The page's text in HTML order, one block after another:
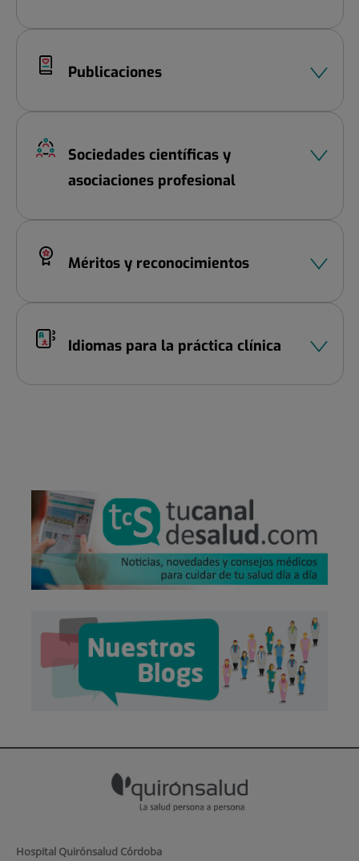
Publicaciones
Sociedades científicas y
asociaciones profesional
Méritos y reconocimientos
Idiomas para la práctica clínica
Hospital Quirónsalud Córdoba